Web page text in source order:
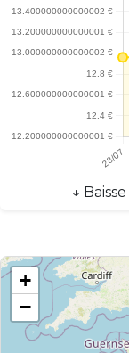
↓ Baisse
+
−